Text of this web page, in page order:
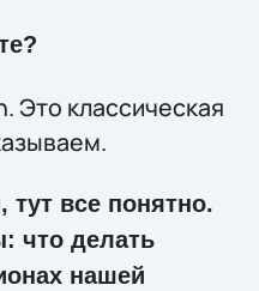
Это классическая
тут все понятно.
что делать
нашей